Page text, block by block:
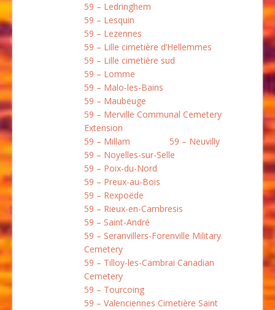
59 – Ledringhem
59 – Lesquin
59 – Lezennes
59 – Lille cimetière d’Hellemmes
59 – Lille cimetière sud
59 – Lomme
59 – Malo-les-Bains
59 – Maubeuge
59 – Merville Communal Cemetery
Extension
59 – Millam
59 – Neuvilly
59 – Noyelles-sur-Selle
59 – Poix-du-Nord
59 – Preux-au-Bois
59 – Rexpoëde
59 – Rieux-en-Cambresis
59 – Saint-André
59 – Seranvillers-Forenville Military
Cemetery
59 – Tilloy-les-Cambrai Canadian
Cemetery
59 – Tourcoing
59 – Valenciennes Cimetière Saint